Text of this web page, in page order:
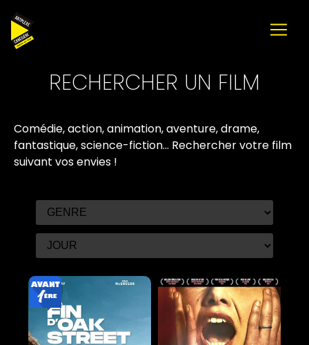
RECHERCHER UN FILM
Comédie, action, animation, aventure, drame,
fantastique, science-fiction... Rechercher votre film
suivant vos envies !